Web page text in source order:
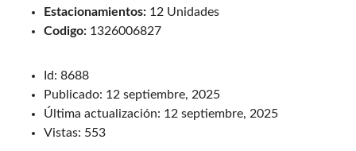
Estacionamientos: 12 Unidades
Codigo: 1326006827
Id: 8688
Publicado: 12 septiembre, 2025
Última actualización: 12 septiembre, 2025
Vistas: 553